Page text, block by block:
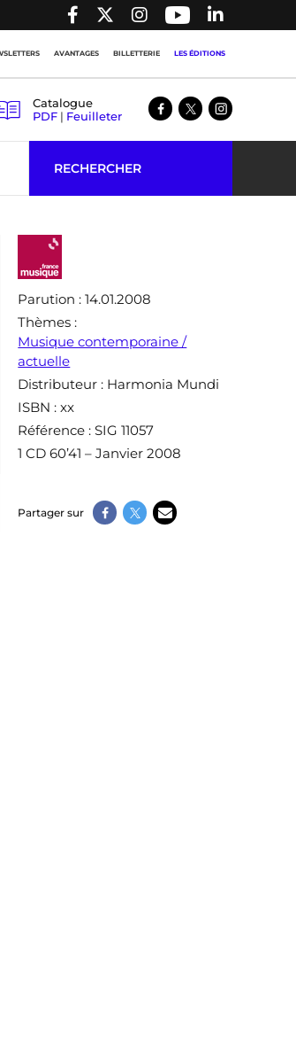
AVANTAGES BILLETTERIE LES ÉDITIONS
Catalogue
PDF | Feuilleter
RECHERCHER
Parution : 14.01.2008
Thèmes :
Musique contemporaine /
actuelle
Distributeur : Harmonia Mundi
ISBN : xx
Référence : SIG 11057
1 CD 60’41 – Janvier 2008
Partager sur